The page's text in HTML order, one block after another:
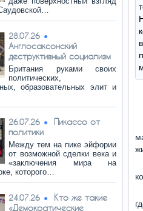
28.07.26
Англосаксонский
деструктивный социализм
Британия руками своих
политических,
образовательных элит и
26.07.26
Пикассо от
политики
Между тем на пике эйфории
от возможной сделки века и
«заключения мира на
которого…
24.07.26
Кто же такие
«Демократические